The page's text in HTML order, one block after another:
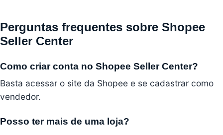
Perguntas frequentes sobre Shopee
Seller Center
Como criar conta no Shopee Seller Center?
Basta acessar o site da Shopee e se cadastrar como
vendedor.
Posso ter mais de uma loja?